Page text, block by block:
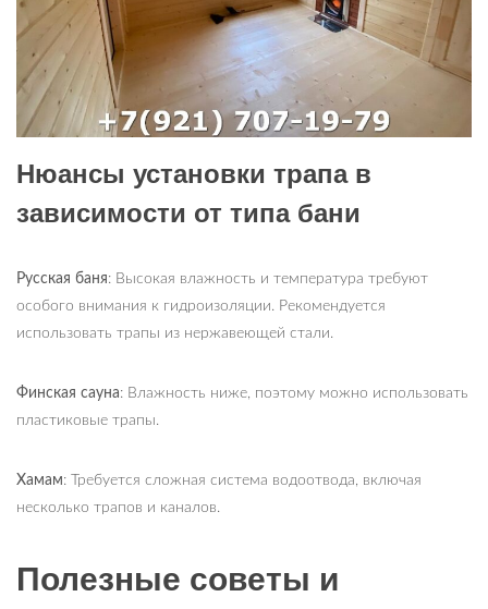
Нюансы установки трапа в
зависимости от типа бани
Русская баня: Высокая влажность и температура требуют
особого внимания к гидроизоляции. Рекомендуется
использовать трапы из нержавеющей стали.
Финская сауна: Влажность ниже, поэтому можно использовать
пластиковые трапы.
Хамам: Требуется сложная система водоотвода, включая
несколько трапов и каналов.
Полезные советы и